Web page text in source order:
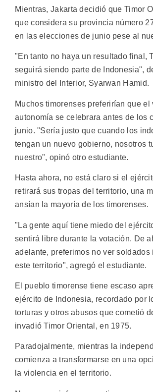
Mientras, Jakarta decidió que Timor
que considera su provincia número
en las elecciones de junio pese al
"En tanto no haya un resultado final,
seguirá siendo parte de Indonesia",
ministro del Interior, Syarwan Hamid.
Muchos timorenses preferirían que el
autonomía se celebrara antes de los
junio. "Sería justo que cuando los
tengan un nuevo gobierno, nosotros
nuestro", opinó otro estudiante.
Hasta ahora, no está claro si el
retirará sus tropas del territorio, una
ansían la mayoría de los timorenses.
"La gente aquí tiene miedo del
sentirá libre durante la votación. De
adelante, preferimos no ver soldados
este territorio", agregó el estudiante.
El pueblo timorense tiene escaso
ejército de Indonesia, recordado por
torturas y otros abusos que cometió
invadió Timor Oriental, en 1975.
Paradojalmente, mientras la
comienza a transformarse en una
la violencia en el territorio.